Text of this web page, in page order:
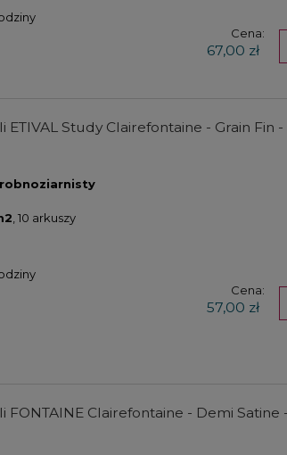
kostkach
Pan Set
Rozpuszczalnik do
Cena:
67,00 zł
Study Clairefontaine - Grain Fin -
, 10 arkuszy
Cena:
57,00 zł
Clairefontaine - Demi Satine